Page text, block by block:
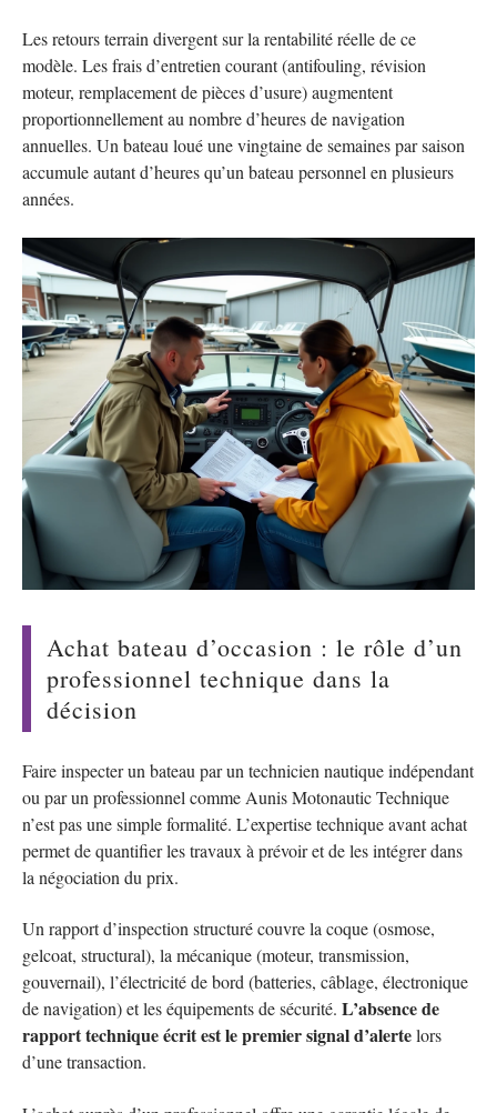
Les retours terrain divergent sur la rentabilité réelle de ce
modèle. Les frais d’entretien courant (antifouling, révision
moteur, remplacement de pièces d’usure) augmentent
proportionnellement au nombre d’heures de navigation
annuelles. Un bateau loué une vingtaine de semaines par saison
accumule autant d’heures qu’un bateau personnel en plusieurs
années.
Achat bateau d’occasion : le rôle d’un
professionnel technique dans la
décision
Faire inspecter un bateau par un technicien nautique indépendant
ou par un professionnel comme Aunis Motonautic Technique
n’est pas une simple formalité. L’expertise technique avant achat
permet de quantifier les travaux à prévoir et de les intégrer dans
la négociation du prix.
Un rapport d’inspection structuré couvre la coque (osmose,
gelcoat, structural), la mécanique (moteur, transmission,
gouvernail), l’électricité de bord (batteries, câblage, électronique
de navigation) et les équipements de sécurité. L’absence de
rapport technique écrit est le premier signal d’alertelors
d’une transaction.